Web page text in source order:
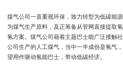
煤气公司一直重视环保，致力转型为低碳能
为煤气生产原料，及正筹备从管网直接提取
氢方案。煤气公司藉着主题巴士能广泛接触
公司生产的人工煤气，当中一半成份是氢气
望用作驱动氢能巴士，带动低碳经济。